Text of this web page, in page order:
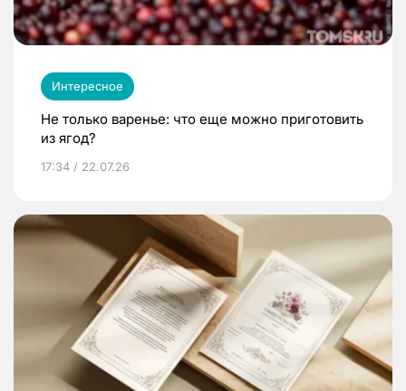
Интересное
Не только варенье: что еще можно приготовить
из ягод?
17:34 / 22.07.26